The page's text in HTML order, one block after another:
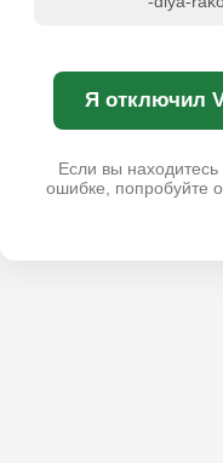
Я отключил
Если вы
ошибке, попробуйте